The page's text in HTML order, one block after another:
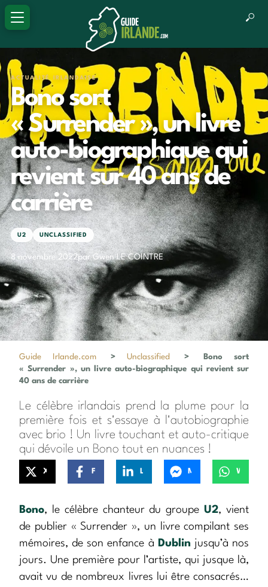
ACTUALITÉ IRLANDAISE
Bono sort
« Surrender », un livre
auto-biographique qui
revient sur 40 ans de
carrière
U2 UNCLASSIFIED
8 novembre 2022par Gwen LE COINTRE
Guide Irlande.com > Unclassified >
Bono sort
« Surrender », un livre auto-biographique qui revient sur
40 ans de carrière
Le célèbre irlandais prend la plume pour la
première fois et s'essaye à l'autobiographie
avec brio ! Un livre touchant et auto-critique
qui dévoile un Bono tout en nuances !
Bono, le célèbre chanteur du groupeU2, vient
de publier « Surrender », un livre compilant ses
mémoires, de son enfance à Dublin jusqu’à nos
jours. Une première pour l’artiste, qui jusque là,
avait vu de nombreux livres lui être consacrés…